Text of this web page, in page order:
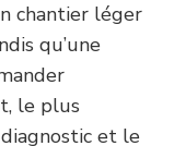
chantier léger
qu’une
le plus
et le